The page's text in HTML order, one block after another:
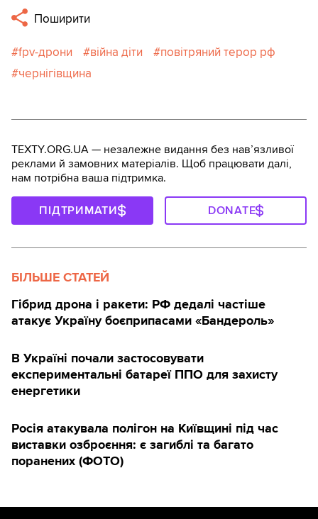
Поширити
fpv-дрони війна діти
повітряний терор рф
чернігівщина
TEXTY.ORG.UA — незалежне видання без навʼязливої
реклами й замовних матеріалів. Щоб працювати далі,
нам потрібна ваша підтримка.
ПІДТРИМАТИ DONATE
БІЛЬШЕ СТАТЕЙ
Гібрид дрона і ракети: РФ дедалі частіше
атакує Україну боєприпасами «Бандероль»
В Україні почали застосовувати
експериментальні батареї ППО для захисту
енергетики
Росія атакувала полігон на Київщині під час
виставки озброєння: є загиблі та багато
поранених (ФОТО)